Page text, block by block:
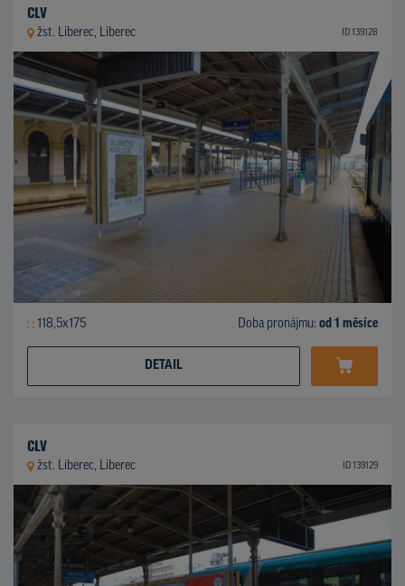
CLV
žst. Liberec, Liberec ID 139128
118,5x175 Doba pronájmu: od 1 měsíce
DETAIL
CLV
žst. Liberec, Liberec ID 139129